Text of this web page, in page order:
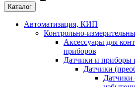
Каталог
Автоматизация, КИП
Контрольно-
Аксессуары для
приборов
Датчики и приборы
Датчики
Датчики